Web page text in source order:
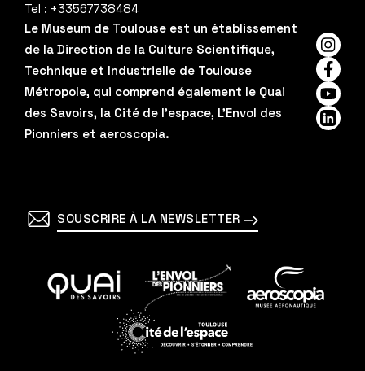
Tel : +33567738484
Le Museum de Toulouse est un établissement
de la Direction de la Culture Scientifique,
Technique et Industrielle de Toulouse
Métropole, qui comprend également le Quai
des Savoirs, la Cité de l'espace, L'Envol des
Pionniers et aeroscopia.
SOUSCRIRE À LA NEWSLETTER
En
savoir
plus